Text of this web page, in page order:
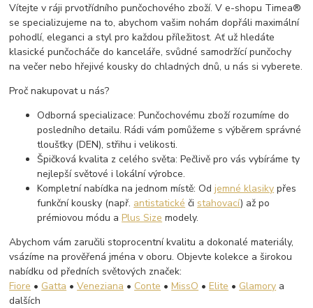
Vítejte v ráji prvotřídního punčochového zboží. V e-shopu Timea®
se specializujeme na to, abychom vašim nohám dopřáli maximální
pohodlí, eleganci a styl pro každou příležitost. Ať už hledáte
klasické punčocháče do kanceláře, svůdné samodržící punčochy
na večer nebo hřejivé kousky do chladných dnů, u nás si vyberete.
Proč nakupovat u nás?
Odborná specializace: Punčochovému zboží rozumíme do
posledního detailu. Rádi vám pomůžeme s výběrem správné
tloušťky (DEN), střihu i velikosti.
Špičková kvalita z celého světa: Pečlivě pro vás vybíráme ty
nejlepší světové i lokální výrobce.
Kompletní nabídka na jednom místě: Odjemné klasiky přes
funkční kousky (např. antistatické či stahovací) až po
prémiovou módu aPlus Size modely.
Abychom vám zaručili stoprocentní kvalitu a dokonalé materiály,
vsázíme na prověřená jména v oboru. Objevte kolekce a širokou
nabídku od předních světových značek:
Fiore • Gatta •Veneziana • Conte •MissO •Elite • Glamory a
dalších